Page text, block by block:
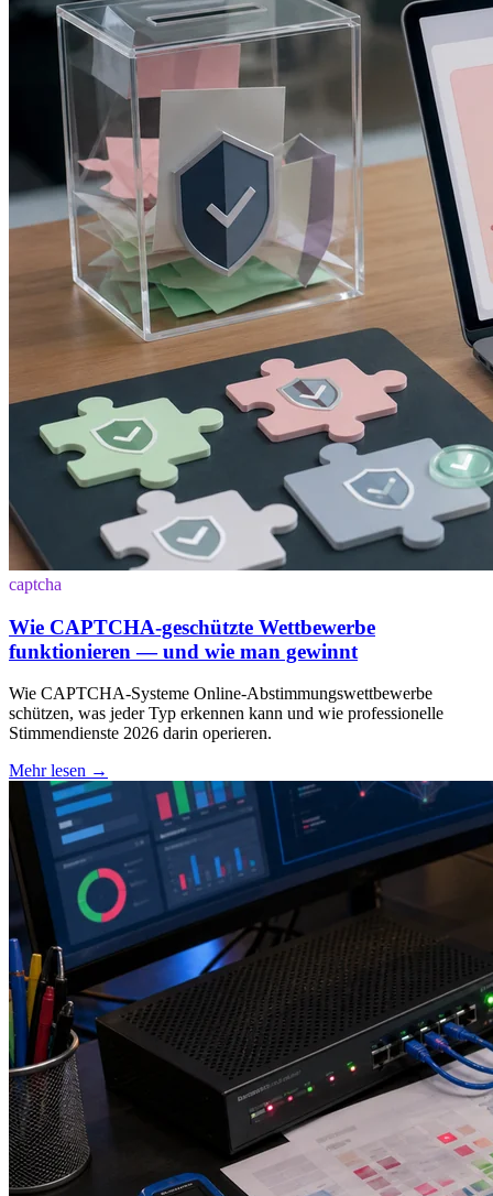
captcha
Wie CAPTCHA-geschützte Wettbewerbe
funktionieren — und wie man gewinnt
Wie CAPTCHA-Systeme Online-Abstimmungswettbewerbe
schützen, was jeder Typ erkennen kann und wie professionelle
Stimmendienste 2026 darin operieren.
Mehr lesen →